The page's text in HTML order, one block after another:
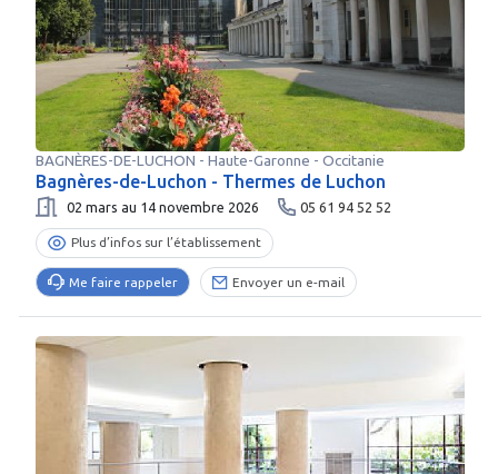
BAGNÈRES-DE-LUCHON - Haute-Garonne - Occitanie
Bagnères-de-Luchon - Thermes de Luchon
02 mars au 14 novembre 2026 05 61 94 52 52
Plus d’infos sur l’établissement
Me faire rappeler Envoyer un e-mail